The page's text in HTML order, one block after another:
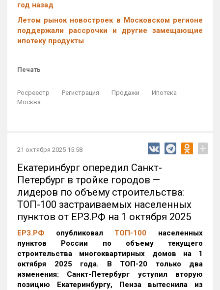
год назад
Летом рынок новостроек в Московском регионе
поддержали рассрочки и другие замещающие
ипотеку продукты
Печать
Росреестр Регистрация Продажи
Ипотека
Москва
21 октября 2025 15:58 +
Екатеринбург опередил Санкт-
Петербург в тройке городов —
лидеров по объему строительства:
ТОП-100 застраиваемых населенных
пунктов от ЕРЗ.РФ на 1 октября 2025
ЕРЗ.РФ опубликовал ТОП-100 населенных
пунктов России по объему текущего
строительства многоквартирных домов на 1
октября 2025 года. В ТОП-20 только два
изменения: Санкт-Петербург уступил вторую
позицию Екатеринбургу, Пенза вытеснила из